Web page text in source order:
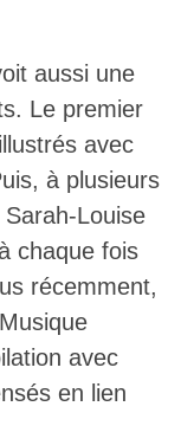
aussi une
Le premier
avec
à plusieurs
Louise
chaque fois
récemment,
avec
en lien